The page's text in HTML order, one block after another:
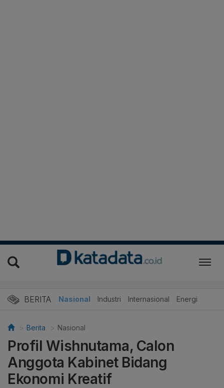
BERITA Nasional Industri Internasional Energi
Berita Nasional
Profil Wishnutama, Calon
Anggota Kabinet Bidang
Ekonomi Kreatif